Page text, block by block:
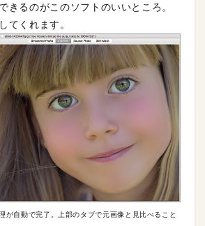
きるのがこのソフトのいいところ。
てくれます。
が自動で完了。上部のタブで元画像と見比べること